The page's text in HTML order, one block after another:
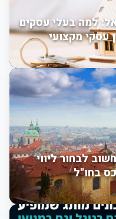
למה בעלי עסקים
עסקי מקצועי
לבחור ליווי
בחו"ל